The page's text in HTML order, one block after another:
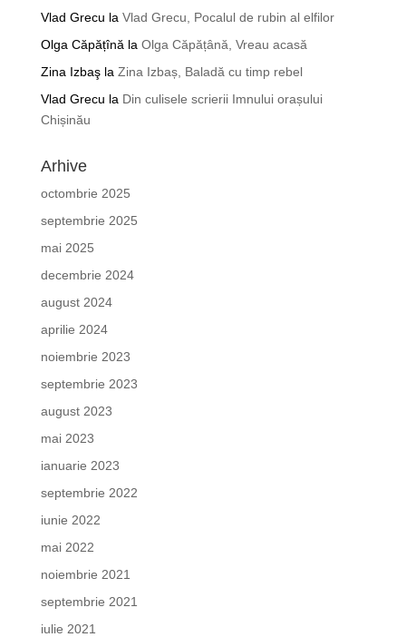
Vlad Grecu la Vlad Grecu, Pocalul de rubin al elfilor
Olga Căpățînă la Olga Căpățână, Vreau acasă
Zina Izbaşla Zina Izbaș, Baladă cu timp rebel
Vlad Grecu la Din culisele scrierii Imnului orașului
Chișinău
Arhive
octombrie 2025
septembrie 2025
mai 2025
decembrie 2024
august 2024
aprilie 2024
noiembrie 2023
septembrie 2023
august 2023
mai 2023
ianuarie 2023
septembrie 2022
iunie 2022
mai 2022
noiembrie 2021
septembrie 2021
iulie 2021